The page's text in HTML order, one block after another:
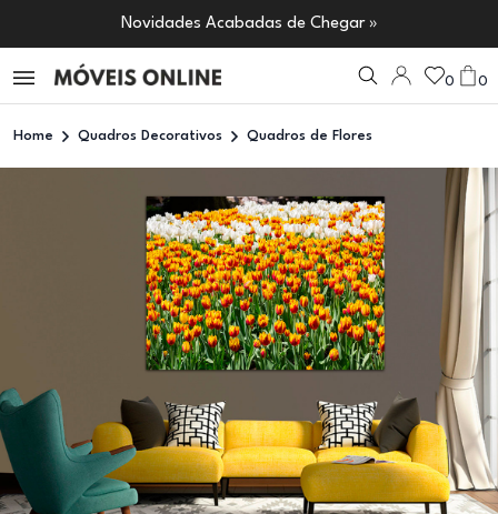
Novidades Acabadas de Chegar »
0 0
Home Quadros Decorativos Quadros de Flores